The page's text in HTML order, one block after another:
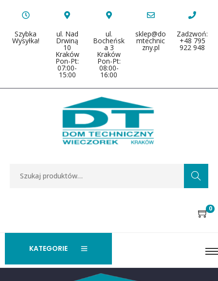
Szybka
Wysyłka!
ul. Nad
Drwiną
10
Kraków
Pon-Pt:
07:00-
15:00
ul.
Bocheńsk
a 3
Kraków
Pon-Pt:
08:00-
16:00
sklep@do
mtechnic
zny.pl
Zadzwoń:
+48 795
922 948
Search
0
KATEGORIE